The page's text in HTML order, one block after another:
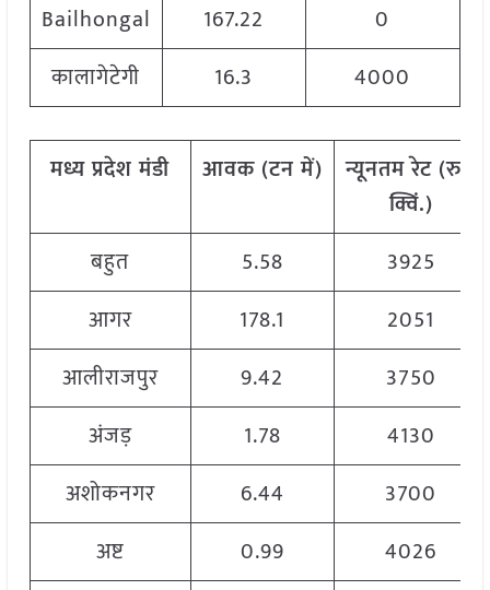
Bailhongal 167.22
0
कालागेटेगी
16.3 4000
मध्यप्रदेश मंडी आवक (टनमें) न्यूनतमरेट (रु
क्विं.)
बहुत
5.58
3925
आगर
178.1
2051
आलीराजपुर
9.42
3750
अंजड़
1.78
4130
अशोकनगर
6.44
3700
अष्ट
0.99
4026